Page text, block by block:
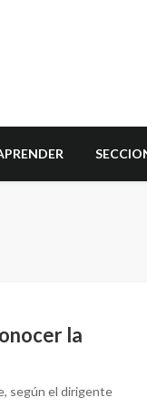
la
según el dirigente